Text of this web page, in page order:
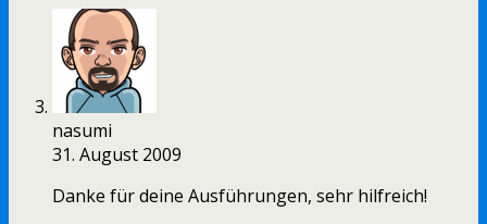
nasumi
31. August 2009
Danke für deine Ausführungen, sehr hilfreich!